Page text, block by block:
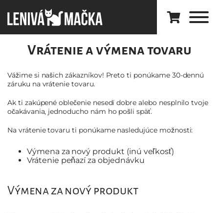
Vrátenie a výmena tovaru
Vážime si našich zákazníkov! Preto ti ponúkame 30-dennú
záruku na vrátenie tovaru.
Ak ti zakúpené oblečenie nesedí dobre alebo nesplnilo tvoje
očakávania, jednoducho nám ho pošli späť.
Na vrátenie tovaru ti ponúkame nasledujúce možnosti:
Výmena za nový produkt (inú veľkosť)
Vrátenie peňazí za objednávku
Výmena za nový produkt